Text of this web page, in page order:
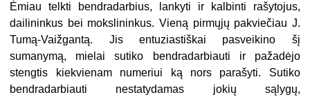
Ėmiau telkti bendradarbius, lankyti ir kalbinti rašytojus,
dailininkus bei mokslininkus. Vieną pirmųjų pakviečiau J.
Tumą-Vaižgantą. Jis entuziastiškai pasveikino šį
sumanymą, mielai sutiko bendradarbiauti ir pažadėjo
stengtis kiekvienam numeriui ką nors parašyti. Sutiko
bendradarbiauti nestatydamas jokių sąlygų,